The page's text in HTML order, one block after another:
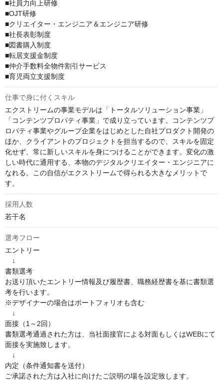
■社員力向上研修
■OJT研修
■クリエイター・エンジニア＆エンジニア研修
■社長表彰制度
■図書購入制度
■転居支援金制度
■仲介手数料全物件割引サービス
■育児両立支援制度
仕事で身に付くスキル
エクストリームの事業モデルは「トータルソリューション事業」
「コンテンツプロパティ事業」で成り立っています。コンテンツプ
ロパティ事業やグループ企業をはじめとした自社プロダクト開発の
ほか、クライアントのプロジェクトを担当するので、スキルを固定
化せず、常に新しいスキルを身につけることができます。変化の激
しい時代に通用する、本物のデジタルクリエイター・エンジニアに
なれる。この自信がエクストリームで得られる大きなメリットで
す。
採用人数
若干名
選考フロー
エントリー
↓
書類選考
お送り頂いたエントリー情報及び履歴書、職務経歴書を基に書類選
考を行います。
※デザイナーの場合はポートフォリオも含む
↓
面接（1～2回）
書類選考通過された方は、当社面接官による対面もしくはWEBにて
面接を実施致します。
↓
内定（条件通知書を送付）
ご承諾された方は入社に向けたご説明の場を設定致します。